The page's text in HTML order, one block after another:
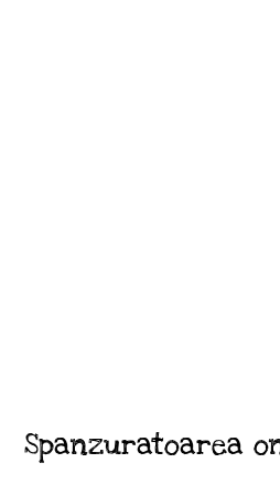
Spanzuratoarea